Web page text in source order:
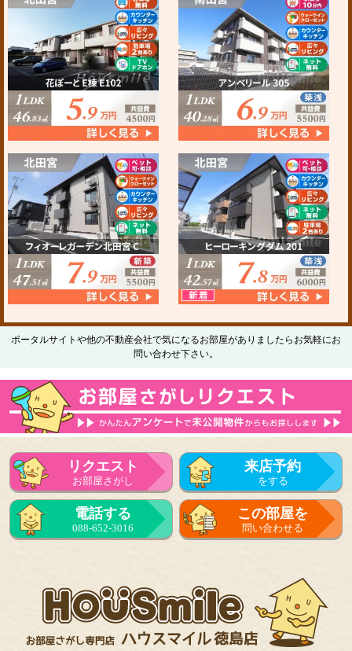
ポータルサイトや他の不動産会社で気になるお部屋がありましたらお気軽にお
問い合わせ下さい。
リクエスト
お部屋さがし
来店予約
をする
電話する
088-652-3016
この部屋を
問い合わせる